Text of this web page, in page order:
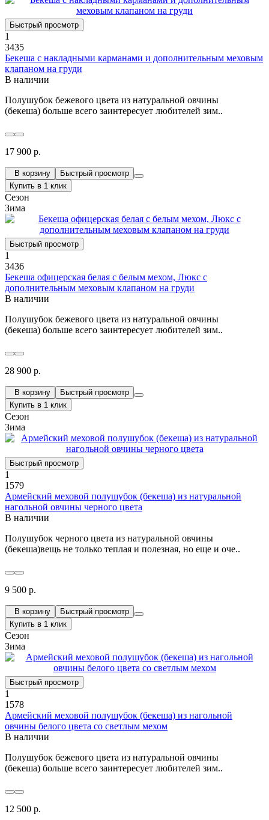
Быстрый просмотр
1
3435
Бекеша с накладными карманами и дополнительным меховым
клапаном на груди
В наличии
Полушубок бежевого цвета из натуральной овчины
(бекеша) больше всего заинтересует любителей зим..
17 900 р.
В корзину
Быстрый просмотр
Купить в 1 клик
Сезон
Зима
Быстрый просмотр
1
3436
Бекеша офицерская белая с белым мехом, Люкс с
дополнительным меховым клапаном на груди
В наличии
Полушубок бежевого цвета из натуральной овчины
(бекеша) больше всего заинтересует любителей зим..
28 900 р.
В корзину
Быстрый просмотр
Купить в 1 клик
Сезон
Зима
Быстрый просмотр
1
1579
Армейский меховой полушубок (бекеша) из натуральной
нагольной овчины черного цвета
В наличии
Полушубок черного цвета из натуральной овчины
(бекеша)вещь не только теплая и полезная, но еще и оче..
9 500 р.
В корзину
Быстрый просмотр
Купить в 1 клик
Сезон
Зима
Быстрый просмотр
1
1578
Армейский меховой полушубок (бекеша) из нагольной
овчины белого цвета со светлым мехом
В наличии
Полушубок бежевого цвета из натуральной овчины
(бекеша) больше всего заинтересует любителей зим..
12 500 р.